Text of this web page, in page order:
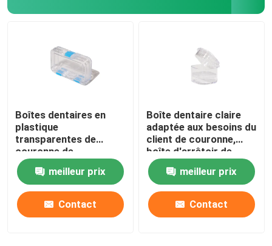
Contrôle de qualité
Contactez-nous
Demandez une citation
Boîte dentaire de couronne
Boîtes dentaires en
plastique
transparentes de
couronne de
laboratoire avec le
matériel de film de la
picoseconde TPU
meilleur prix
Contact
Boîte dentaire claire
adaptée aux besoins du
client de couronne,
boîte d'arrêtoir de
dents de 1 pouce pour
le laboratoire dentaire
meilleur prix
Contact